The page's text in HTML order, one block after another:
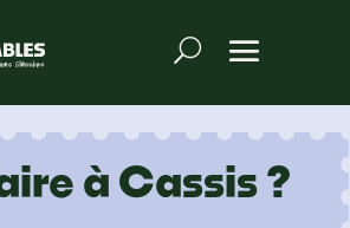
à Cassis ?